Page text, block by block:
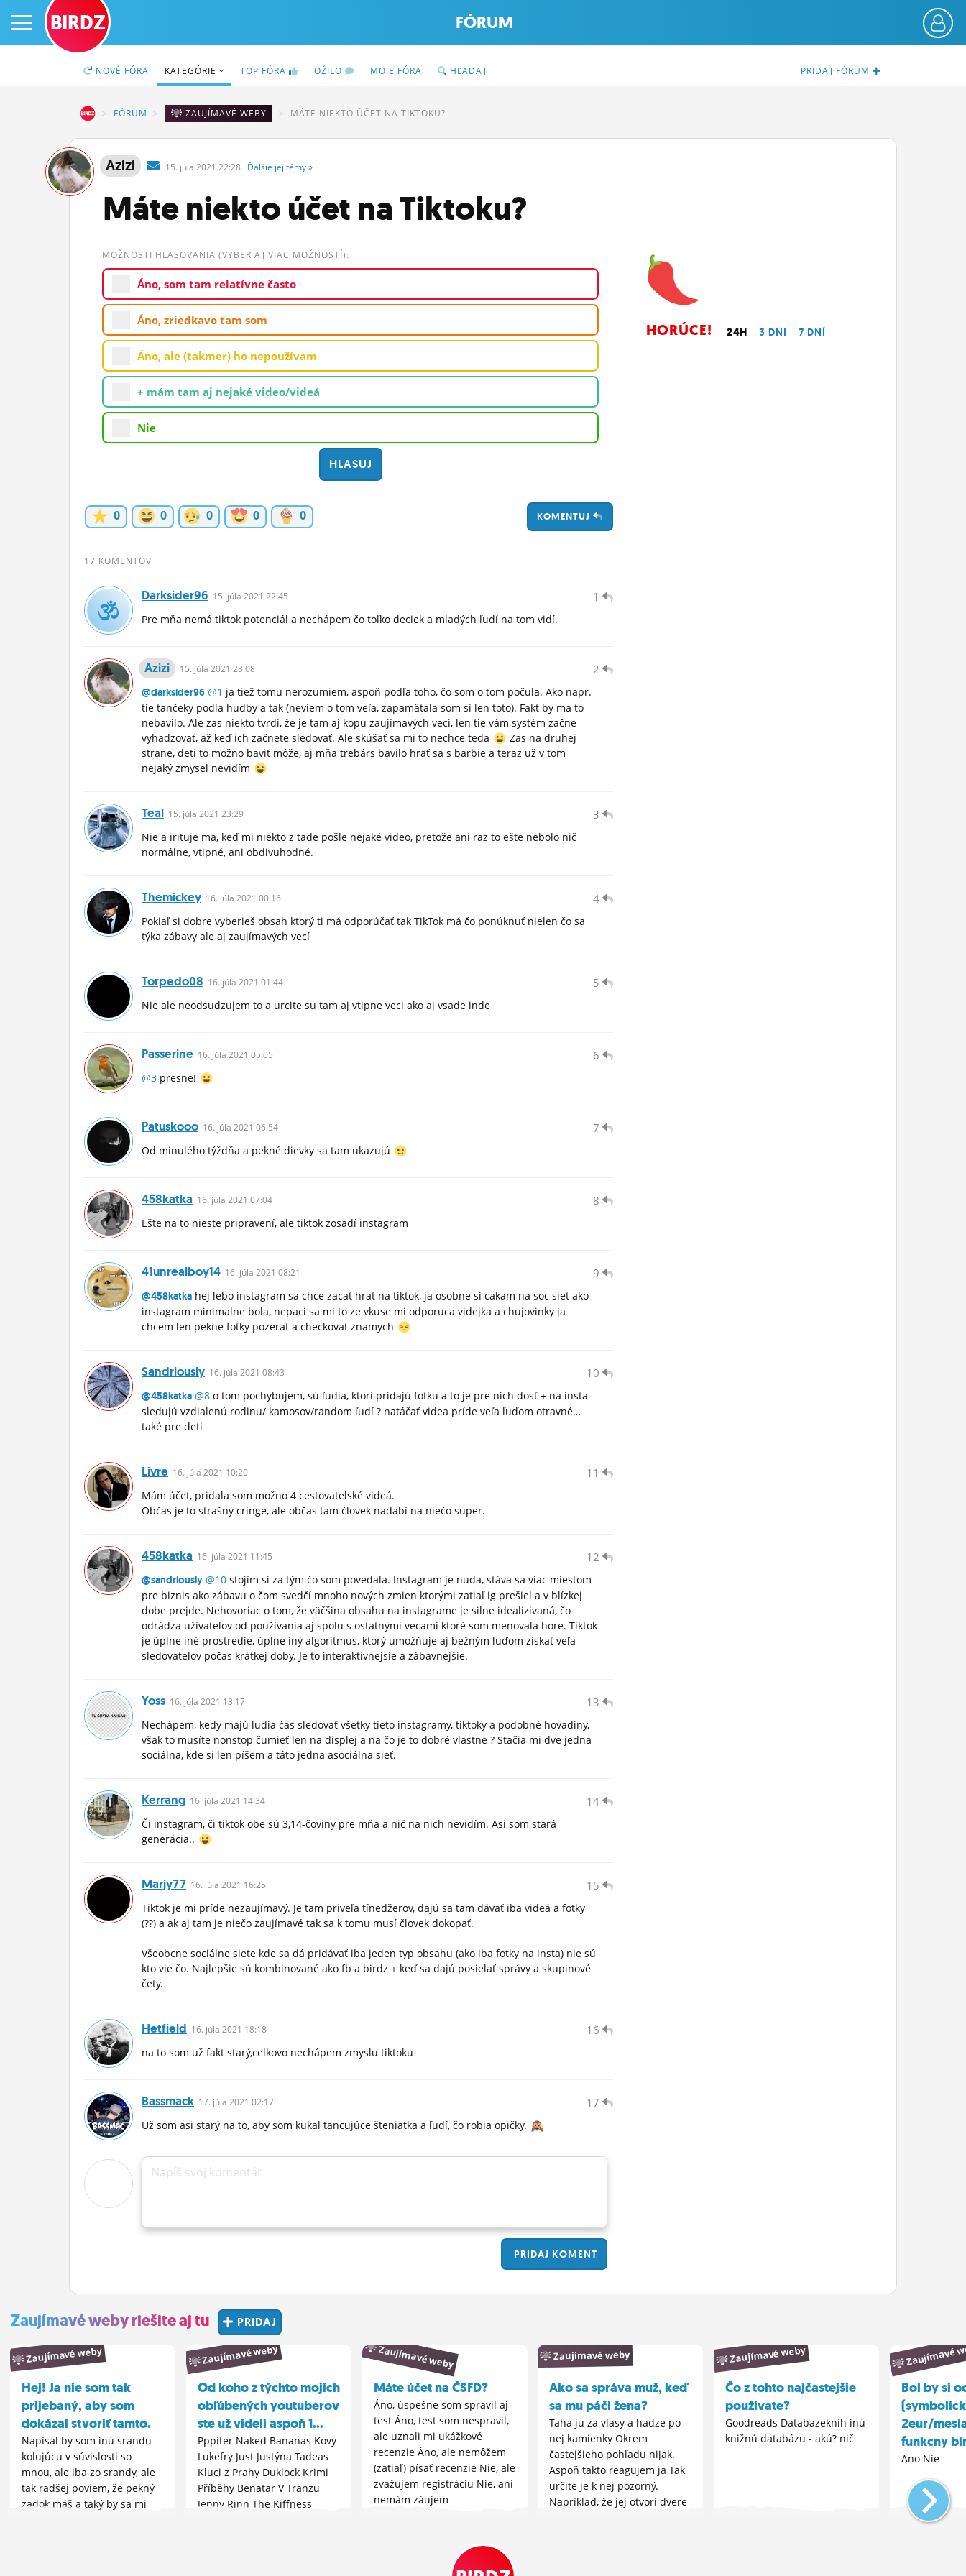
PRIHLÁS SA
ČINŽIAK
FÓRUM
STATUSY
OBRÁZKY
ĽUDIA
MÔJ PROFIL
BIRDZ FÓRUM
PRIDAJ FÓRUM
NOVÉ FÓRA KATEGÓRIE TOP FÓRA OŽILO MOJE FÓRA HĽADAJ
FÓRUM ZAUJÍMAVÉ WEBY MÁTE NIEKTO ÚČET NA TIKTOKU?
Azizi 15. júla 2021 22:28 Ďalšie jej témy»
Máte niekto účet na Tiktoku?
MOŽNOSTI HLASOVANIA (VYBER AJ VIAC MOŽNOSTÍ):
Áno, som tam relatívne často
Áno, zriedkavo tam som
Áno, ale (takmer) ho nepoužívam
+ mám tam aj nejaké video/videá
Nie
KOMENTUJ
0 0 0 0 0
17 KOMENTOV
1
Darksider96 15. júla 2021 22:45
Pre mňa nemá tiktok potenciál a nechápem čo toľko deciek a mladých ľudí na tom vidí.
2
Azizi 15. júla 2021 23:08
@darksider96 @1 ja tiež tomu nerozumiem, aspoň podľa toho, čo som o tom počula. Ako napr.
tie tančeky podla hudby a tak (neviem o tom veľa, zapamätala som si len toto). Fakt by ma to
nebavilo. Ale zas niekto tvrdi, že je tam aj kopu zaujímavých veci, len tie vám systém začne
vyhadzovať, až keď ich začnete sledovať. Ale skúšať sa mi to nechce teda
Zas na druhej
strane, deti to možno baviť môže, aj mňa trebárs bavilo hrať sa s barbie a teraz už v tom
nejaký zmysel nevidím
3
Teal 15. júla 2021 23:29
Nie a irituje ma, keď mi niekto z tade pošle nejaké video, pretože ani raz to ešte nebolo nič
normálne, vtipné, ani obdivuhodné.
4
Themickey 16. júla 2021 00:16
Pokiaľ si dobre vyberieš obsah ktorý ti má odporúčať tak TikTok má čo ponúknuť nielen čo sa
týka zábavy ale aj zaujímavých vecí
5
Torpedo08 16. júla 2021 01:44
Nie ale neodsudzujem to a urcite su tam aj vtipne veci ako aj vsade inde
6
Passerine 16. júla 2021 05:05
@3 presne!
7
Patuskooo 16. júla 2021 06:54
Od minulého týždňa a pekné dievky sa tam ukazujú
8
458katka 16. júla 2021 07:04
Ešte na to nieste pripravení, ale tiktok zosadí instagram
9
41unrealboy14 16. júla 2021 08:21
@458katka hej lebo instagram sa chce zacat hrat na tiktok, ja osobne si cakam na soc siet ako
instagram minimalne bola, nepaci sa mi to ze vkuse mi odporuca videjka a chujovinky ja
chcem len pekne fotky pozerat a checkovat znamych
10
Sandriously 16. júla 2021 08:43
@458katka @8 o tom pochybujem, sú ľudia, ktorí pridajú fotku a to je pre nich dosť + na insta
sledujú vzdialenú rodinu/ kamosov/random ľudí ? natáčať videa príde veľa ľuďom otravné…
také pre deti
11
Livre 16. júla 2021 10:20
Mám účet, pridala som možno 4 cestovatelské videá.
Občas je to strašný cringe, ale občas tam človek naďabí na niečo super.
12
458katka 16. júla 2021 11:45
@sandriously @10 stojím si za tým čo som povedala. Instagram je nuda, stáva sa viac miestom
pre biznis ako zábavu o čom svedčí mnoho nových zmien ktorými zatiaľ ig prešiel a v blízkej
dobe prejde. Nehovoriac o tom, že väčšina obsahu na instagrame je silne idealizivaná, čo
odrádza užívateľov od používania aj spolu s ostatnými vecami ktoré som menovala hore. Tiktok
je úplne iné prostredie, úplne iný algoritmus, ktorý umožňuje aj bežným ľuďom získať veľa
sledovatelov počas krátkej doby. Je to interaktívnejsie a zábavnejšie.
13
Yoss 16. júla 2021 13:17
Nechápem, kedy majú ľudia čas sledovať všetky tieto instagramy, tiktoky a podobné hovadiny,
však to musíte nonstop čumieť len na displej a na čo je to dobré vlastne ? Stačia mi dve jedna
sociálna, kde si len píšem a táto jedna asociálna sieť.
14
Kerrang 16. júla 2021 14:34
Či instagram, či tiktok obe sú 3,14-čoviny pre mňa a nič na nich nevidím. Asi som stará
generácia..
15
Marjy77 16. júla 2021 16:25
Tiktok je mi príde nezaujímavý. Je tam priveľa tínedžerov, dajú sa tam dávať iba videá a fotky
(??) a ak aj tam je niečo zaujímavé tak sa k tomu musí človek dokopať.
Všeobcne sociálne siete kde sa dá pridávať iba jeden typ obsahu (ako iba fotky na insta) nie sú
kto vie čo. Najlepšie sú kombinované ako fb a birdz + keď sa dajú posielať správy a skupinové
čety.
16
Hetfield 16. júla 2021 18:18
na to som už fakt starý,celkovo nechápem zmyslu tiktoku
17
Bassmack 17. júla 2021 02:17
Už som asi starý na to, aby som kukal tancujúce šteniatka a ľudí, čo robia opičky.
Napíš svoj komentár
PRIDAJ KOMENT
HORÚCE! 24H 3 DNI 7 DNÍ
Zaujímavé weby riešite aj tu PRIDAJ
Zaujímavé weby
Hej! Ja nie som tak
prijebaný, aby som
dokázal stvoriť tamto.
Napísal by som inú srandu
kolujúcu v súvislosti so
mnou, ale iba zo srandy, ale
tak radšej poviem, že pekný
zadok máš a taký by sa mi
Zaujímavé weby
Od koho z týchto mojich
obľúbených youtuberov
ste už videli aspoň 1...
Pppíter Naked Bananas Kovy
Lukefry Just Justýna Tadeas
Kluci z Prahy Duklock Krimi
Příběhy Benatar V Tranzu
Jenny Rinn The Kiffness
Zaujímavé weby
Máte účet na ČSFD?
Áno, úspešne som spravil aj
test Áno, test som nespravil,
ale uznali mi ukážkové
recenzie Áno, ale nemôžem
(zatiaľ) písať recenzie Nie, ale
zvažujem registráciu Nie, ani
nemám záujem
Zaujímavé weby
Ako sa správa muž, keď
sa mu páči žena?
Taha ju za vlasy a hadze po
nej kamienky Okrem
častejšieho pohľadu nijak.
Aspoň takto reagujem ja Tak
určite je k nej pozorný.
Napríklad, že jej otvorí dvere
Zaujímavé weby
Čo z tohto najčastejšie
používate?
Goodreads Databazeknih inú
knižnú databázu - akú? nič
Zaujímavé
Bol by si
2eur/
funkcny
Ano Nie